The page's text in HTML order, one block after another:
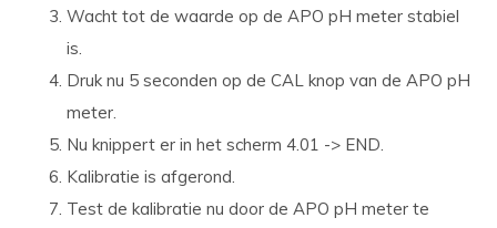
Wacht tot de waarde op de APO pH meter stabiel
is.
Druk nu 5 seconden op de CAL knop van de APO pH
meter.
Nu knippert er in het scherm 4.01 -> END.
Kalibratie is afgerond.
Test de kalibratie nu door de APO pH meter te